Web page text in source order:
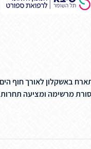
באשקלון לאורך חוף
מרשימה ומציעה